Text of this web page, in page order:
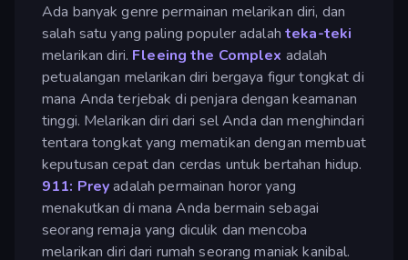
Ada banyak genre permainan melarikan diri, dan
salah satu yang paling populer adalah teka-teki
melarikan diri. Fleeing the Complex adalah
petualangan melarikan diri bergaya figur tongkat di
mana Anda terjebak di penjara dengan keamanan
tinggi. Melarikan diri dari sel Anda dan menghindari
tentara tongkat yang mematikan dengan membuat
keputusan cepat dan cerdas untuk bertahan hidup.
911: Preyadalah permainan horor yang
menakutkan di mana Anda bermain sebagai
seorang remaja yang diculik dan mencoba
melarikan diri dari rumah seorang maniak kanibal.